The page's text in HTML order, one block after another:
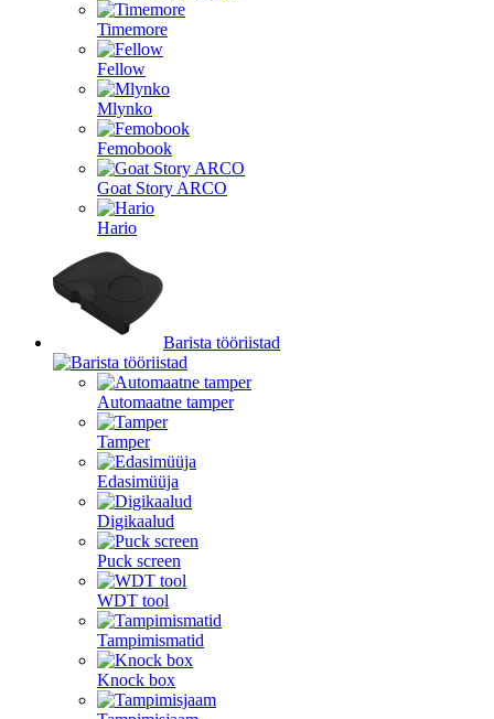
Timemore
Fellow
Mlynko
Femobook
Goat Story ARCO
Hario
Barista tööriistad
Automaatne tamper
Tamper
Edasimüüja
Digikaalud
Puck screen
WDT tool
Tampimismatid
Knock box